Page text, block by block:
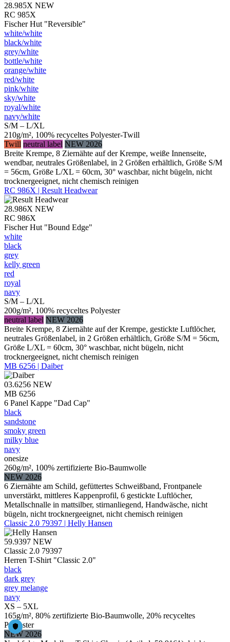
28.985X NEW
RC 985X
Fischer Hut "Reversible"
white/​white
black/​white
grey/​white
bottle/​white
orange/​white
red/​white
pink/​white
sky/​white
royal/​white
navy/​white
S/M – L/XL
210g/m², 100% recyceltes Polyester-Twill
Twill neutral label NEW 2026
Breite Krempe, 8 Ziernähte auf der Krempe, weiße Innenseite,
wendbar, neutrales Größenlabel, in 2 Größen erhältlich, Größe S/M
= 56cm, Größe L/XL = 60cm, 30° waschbar, nicht bügeln, nicht
trocknergeeignet, nicht chemisch reinigen
RC 986X | Result Headwear
28.986X NEW
RC 986X
Fischer Hut "Bound Edge"
white
black
grey
kelly green
red
royal
navy
S/M – L/XL
200g/m², 100% recyceltes Polyester
neutral label NEW 2026
Breite Krempe, 8 Ziernähte auf der Krempe, gestickte Luftlöcher,
neutrales Größenlabel, in 2 Größen erhältlich, Größe S/M = 56cm,
Größe L/XL = 60cm, 30° waschbar, nicht bügeln, nicht
trocknergeeignet, nicht chemisch reinigen
MB 6256 | Daiber
03.6256 NEW
MB 6256
6 Panel Kappe "Dad Cap"
black
sandstone
smoky green
milky blue
navy
onesize
260g/m², 100% zertifizierte Bio-Baumwolle
NEW 2026
6 Ziernähte am Schild, gefüttertes Schweißband, Frontpanele
unverstärkt, mittleres Kappenprofil, 6 gestickte Luftlöcher,
Metallschnalle in mattsilber, stirnanliegend, Handwäsche, nicht
bügeln, nicht trocknergeeignet, nicht chemisch reinigen
Classic 2.0 79397 | Helly Hansen
59.9397 NEW
Classic 2.0 79397
Herren T-Shirt "Classic 2.0"
black
dark grey
grey melange
navy
XS – 5XL
165g/m², 80% zertifizierte Bio-Baumwolle, 20% recyceltes
Polyester
NEW 2026